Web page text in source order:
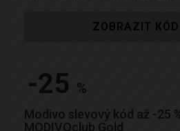
ZOBRAZIT KÓD
-25 %
Modivo slevový kód až -25
MODIVOclub Gold